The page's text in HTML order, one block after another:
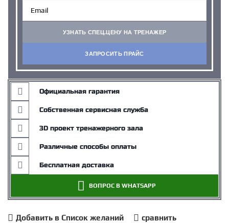
УЗНАТЬ СПЕЦ.ЦЕНУ НА ТРЕНАЖЕР
ЗАПРОСИТЬ ПРАЙС
Официальная гарантия
Собственная сервисная служба
3D проект тренажерного зала
Различные способы оплаты
Бесплатная доставка
ВОПРОС В WHATSAPP
Добавить в Список желаний сравнить